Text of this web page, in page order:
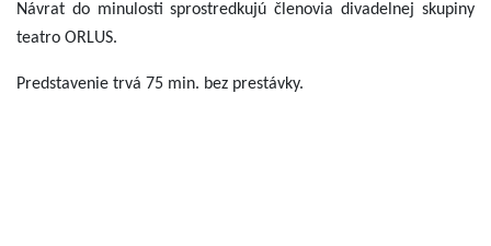
Návrat do minulosti sprostredkujú členovia divadelnej skupiny
teatro ORLUS.
Predstavenie trvá 75 min. bez prestávky.